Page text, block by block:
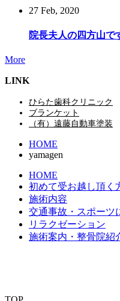
27 Feb, 2020
院長夫人の四方山で
More
LINK
ひらた歯科クリニック
ブランケット
（有）遠藤自動車塗装
HOME
yamagen
HOME
初めて受お越し頂く
施術内容
交通事故・スポーツ
リラクゼーション
施術案内・整骨院紹